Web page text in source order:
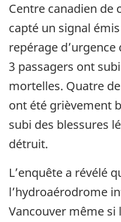
Centre canadien de
capté un signal
repérage d’urgence
3 passagers ont
mortelles. Quatre
ont été grièvement
subi des blessures
détruit.
L’enquête a révélé
l’hydroaérodrome
Vancouver même si